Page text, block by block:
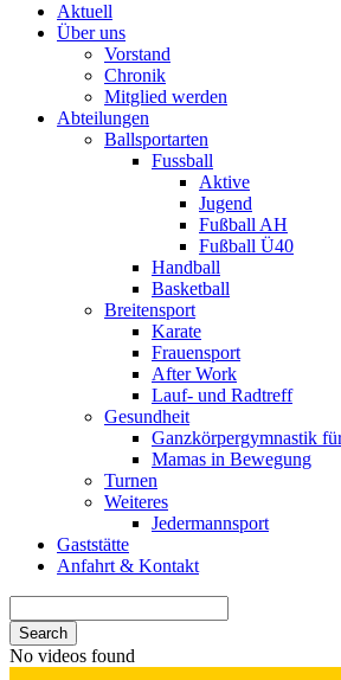
Aktuell
Über uns
Vorstand
Chronik
Mitglied werden
Abteilungen
Ballsportarten
Fussball
Aktive
Jugend
Fußball AH
Fußball Ü40
Handball
Basketball
Breitensport
Karate
Frauensport
After Work
Lauf- und Radtreff
Gesundheit
Ganzkörpergymnastik
Mamas in Bewegung
Turnen
Weiteres
Jedermannsport
Gaststätte
Anfahrt & Kontakt
for:
No videos found